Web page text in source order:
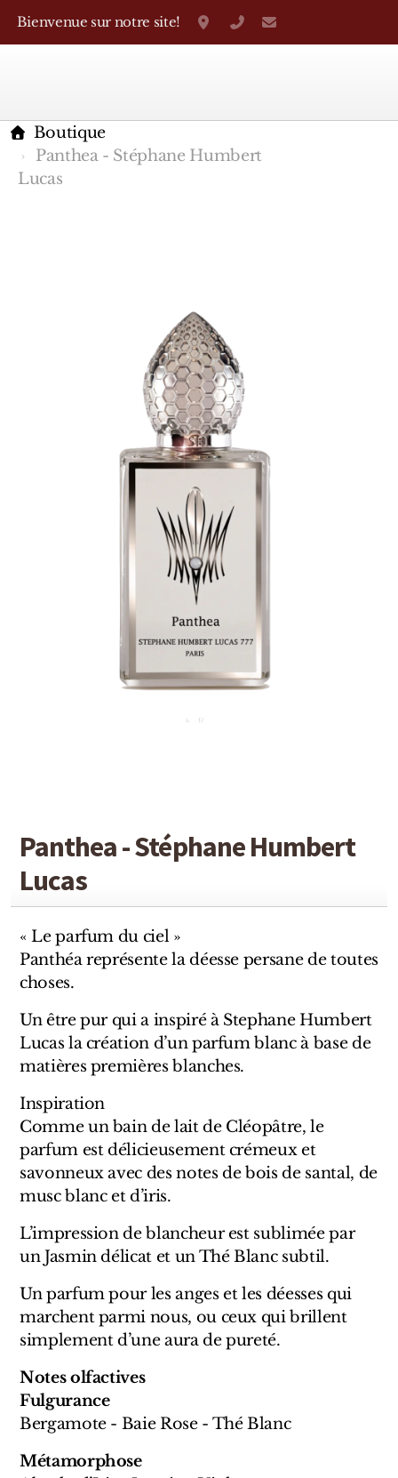
Bienvenue sur notre site! Grand-Rue 38, Genève
+41 22 310 38 75
Boutique
Panthea - Stéphane Humbert
Lucas
Panthea - Stéphane Humbert
Lucas
« Le parfum du ciel »
Panthéa représente la déesse persane de toutes
choses.
Un être pur qui a inspiré à Stephane Humbert
Lucas la création d’un parfum blanc à base de
matières premières blanches.
Inspiration
Comme un bain de lait de Cléopâtre, le
parfum est délicieusement crémeux et
savonneux avec des notes de bois de santal, de
musc blanc et d’iris.
L’impression de blancheur est sublimée par
un Jasmin délicat et un Thé Blanc subtil.
Un parfum pour les anges et les déesses qui
marchent parmi nous, ou ceux qui brillent
simplement d’une aura de pureté.
Notes olfactives
Fulgurance
Bergamote - Baie Rose - Thé Blanc
Métamorphose
Maitre Parfumeur et Gantier
Stéphane Humbert Lucas
The Different Company
Trudon
Marques Italiennes
Santa Maria Novella
Marques Suisses
Pernoire
Sam William
Pure Distance
Marques Anglaises
Clive Christian
Marques Argentines
Altaia